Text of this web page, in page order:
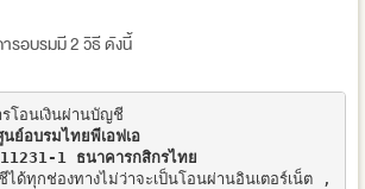
รอบรมมี 2 วิธี ดังนี้
อบรมไทยพีเอฟเอ
1 ธนาคารกสิกรไทย
ด้ทุกช่องทางไม่ว่าจะเป็นโอนผ่านอินเตอร์เน็ต ,